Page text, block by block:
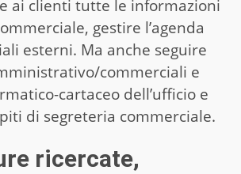
ai clienti tutte le informazioni
gestire l’agenda
esterni. Ma anche seguire
commerciali e
cartaceo dell’ufficio e
di segreteria commerciale.
ricercate,